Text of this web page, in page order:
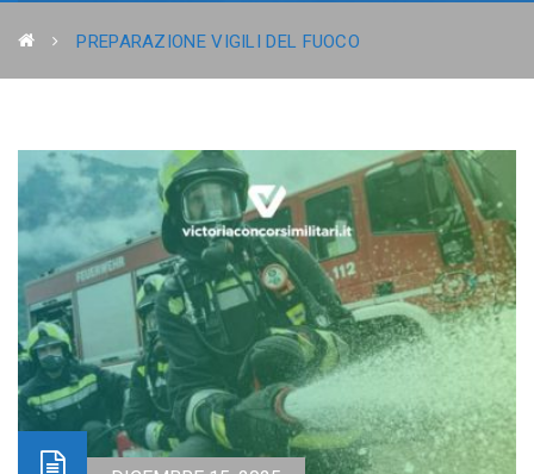
PREPARAZIONE VIGILI DEL FUOCO